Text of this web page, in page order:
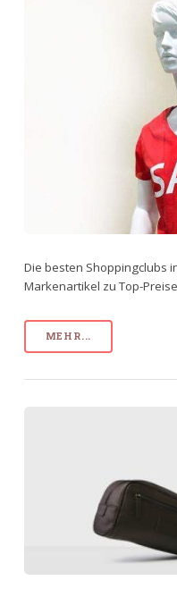
Die besten Shoppingclubs
Markenartikel zu Top-
MEHR...